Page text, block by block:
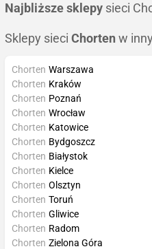
Najbliższe sklepy sieci
Sklepy sieci Chorten w
Chorten Warszawa
Chorten Kraków
Chorten Poznań
Chorten Wrocław
Chorten Katowice
Chorten Bydgoszcz
Chorten Białystok
Chorten Kielce
Chorten Olsztyn
Chorten Toruń
Chorten Gliwice
Chorten Radom
Chorten Zielona Góra